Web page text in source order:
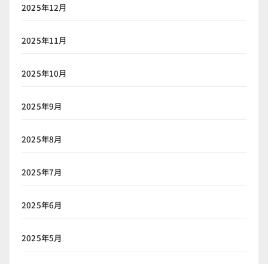
2025年12月
2025年11月
2025年10月
2025年9月
2025年8月
2025年7月
2025年6月
2025年5月